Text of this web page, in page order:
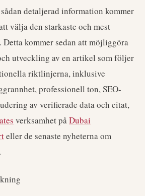
detaljerad information kommer
välja den starkaste och mest
kommer sedan att möjliggöra
utveckling av en artikel som följer
riktlinjerna, inklusive
professionell ton, SEO-
av verifierade data och citat,
verksamhet påDubai
eller de senaste nyheterna om
.